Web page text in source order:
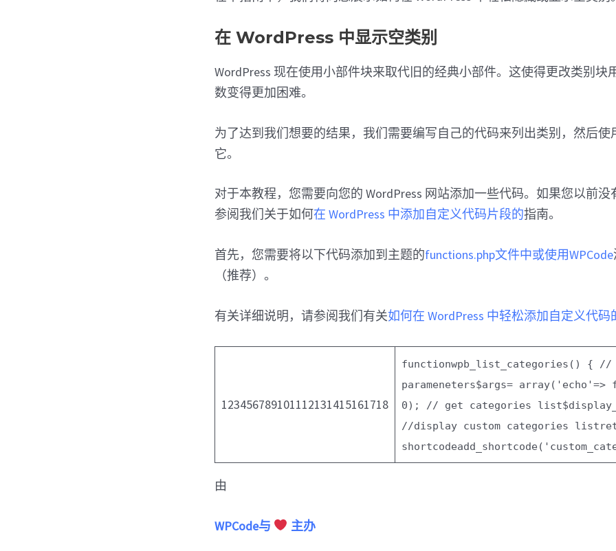
在 WordPress 中显示空类别
WordPress 现在使用小部件块来取代旧的经典小部件。这使得更改类别块
数变得更加困难。
为了达到我们想要的结果，我们需要编写自己的代码来列出类别，然后使
它。
对于本教程，您需要向您的 WordPress 网站添加一些代码。如果您以前
参阅我们关于如何在 WordPress 中添加自定义代码片段的指南。
首先，您需要将以下代码添加到主题的functions.php文件中或使用WPCode
（推荐）。
有关详细说明，请参阅我们有关如何在 WordPress 中轻松添加自定义代码
123456789101112131415161718
functionwpb_list_categories() { //
parameneters$args= array( 'echo'=>
0); // get categories list
//display custom categories list
shortcodeadd_shortcode(
由
WPCode与 主办